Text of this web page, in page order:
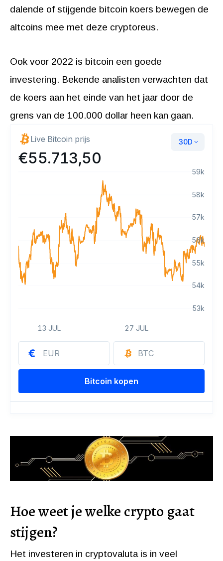
dalende of stijgende bitcoin koers bewegen de
altcoins mee met deze cryptoreus.
Ook voor 2022 is bitcoin een goede
investering. Bekende analisten verwachten dat
de koers aan het einde van het jaar door de
grens van de 100.000 dollar heen kan gaan.
Hoe weet je welke crypto gaat
stijgen?
Het investeren in cryptovaluta is in veel